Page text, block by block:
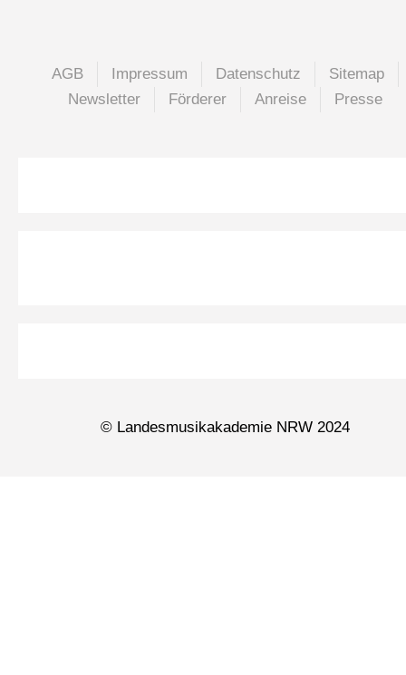
AGB Impressum Datenschutz
Sitemap
Newsletter
Förderer Anreise Presse
© Landesmusikakademie NRW 2024